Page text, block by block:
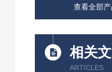
查看全部
相关
ARTICLES